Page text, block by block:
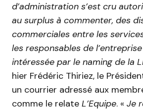
d’administration s’est cru
au surplus à commenter, des
commerciales entre les
les responsables de l’entreprise
intéressée par le naming de la
hier Frédéric Thiriez, le
un courrier adressé aux
comme le relate L’Equipe. « Je